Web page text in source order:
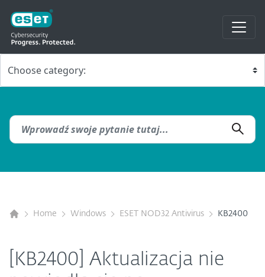
Home Windows ESET NOD32 Antivirus KB2400
[KB2400] Aktualizacja nie